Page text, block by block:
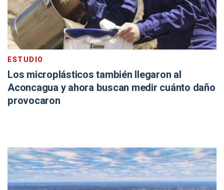
ESTUDIO
Los microplásticos también llegaron al
Aconcagua y ahora buscan medir cuánto daño
provocaron